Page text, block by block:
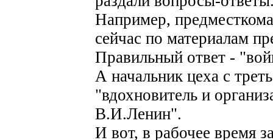
Например,
сейчас по материалам
Правильный ответ -
А начальник цеха с
"вдохновитель и
В.И.Ленин".
И вот, в рабочее время